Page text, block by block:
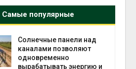
Самые популярные
Солнечные панели над
каналами позволяют
одновременно
вырабатывать энергию и